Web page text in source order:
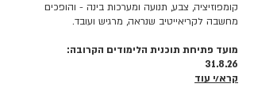
קומפוזיציה, צבע, תנועה ומערכות בינה - והופכים
מחשבה לקריאייטיב שנראה, מרגיש ועובד.
מועד פתיחת תוכנית הלימודים הקרובה:
31.8.26
קרא/י עוד